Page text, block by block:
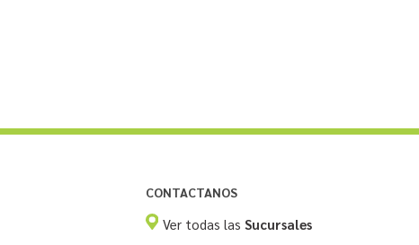
CONTACTANOS
Ver todas las Sucursales